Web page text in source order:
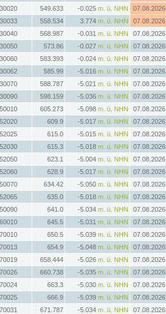
549.633 -0.025 m. ü. NHN 07.08.2026
558.534 3.774 m. ü. NHN 07.08.2026
568.987 -0.031 m. ü. NHN 07.08.2026
573.86 -0.027 m. ü. NHN 07.08.2026
583.393 -0.024 m. ü. NHN 07.08.2026
585.99 -5.016 m. ü. NHN 07.08.2026
588.787 -5.021 m. ü. NHN 07.08.2026
598.159 -5.036 m. ü. NHN 07.08.2026
605.273 -5.098 m. ü. NHN 07.08.2026
609.9 -5.017 m. ü. NHN 07.08.2026
615.0 -5.015 m. ü. NHN 07.08.2026
615.3 -5.018 m. ü. NHN 07.08.2026
623.1 -5.004 m. ü. NHN 07.08.2026
628.9 -5.017 m. ü. NHN 07.08.2026
634.42 -5.050 m. ü. NHN 07.08.2026
635.0 -5.018 m. ü. NHN 07.08.2026
641.0 -5.034 m. ü. NHN 07.08.2026
645.5 -5.031 m. ü. NHN 07.08.2026
650.5 -5.039 m. ü. NHN 07.08.2026
654.9 -5.048 m. ü. NHN 07.08.2026
658.444 -5.026 m. ü. NHN 07.08.2026
660.738 -5.035 m. ü. NHN 07.08.2026
663.3 -5.030 m. ü. NHN 07.08.2026
666.9 -5.039 m. ü. NHN 07.08.2026
671.787 -5.034 m. ü. NHN 07.08.2026